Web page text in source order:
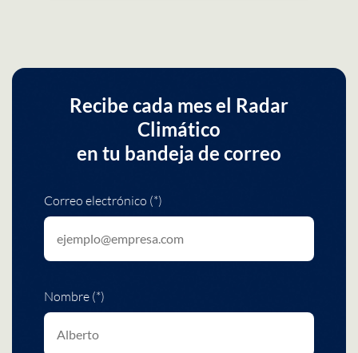
Recibe cada mes el Radar
Climático
en tu bandeja de correo
Correo electrónico (*)
Nombre (*)